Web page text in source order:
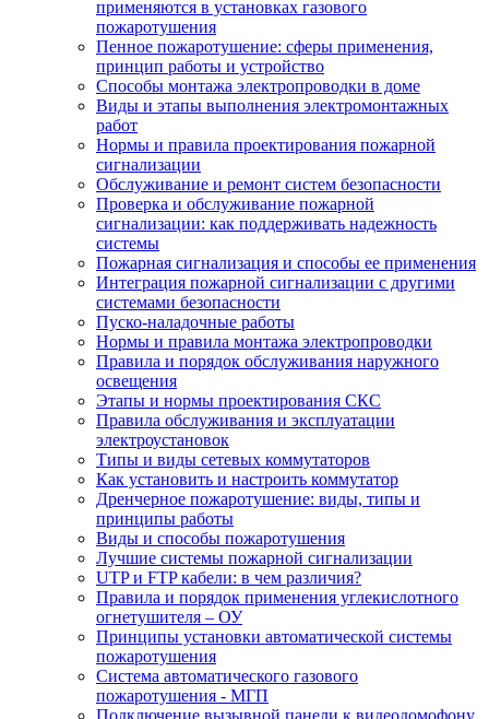
применяются в установках газового
пожаротушения
Пенное пожаротушение: сферы применения,
принцип работы и устройство
Способы монтажа электропроводки в доме
Виды и этапы выполнения электромонтажных
работ
Нормы и правила проектирования пожарной
сигнализации
Обслуживание и ремонт систем безопасности
Проверка и обслуживание пожарной
сигнализации: как поддерживать надежность
системы
Пожарная сигнализация и способы ее применения
Интеграция пожарной сигнализации с другими
системами безопасности
Пуско-наладочные работы
Нормы и правила монтажа электропроводки
Правила и порядок обслуживания наружного
освещения
Этапы и нормы проектирования СКС
Правила обслуживания и эксплуатации
электроустановок
Типы и виды сетевых коммутаторов
Как установить и настроить коммутатор
Дренчерное пожаротушение: виды, типы и
принципы работы
Виды и способы пожаротушения
Лучшие системы пожарной сигнализации
UTP и FTP кабели: в чем различия?
Правила и порядок применения углекислотного
огнетушителя – ОУ
Принципы установки автоматической системы
пожаротушения
Система автоматического газового
пожаротушения - МГП
Подключение вызывной панели к видеодомофону